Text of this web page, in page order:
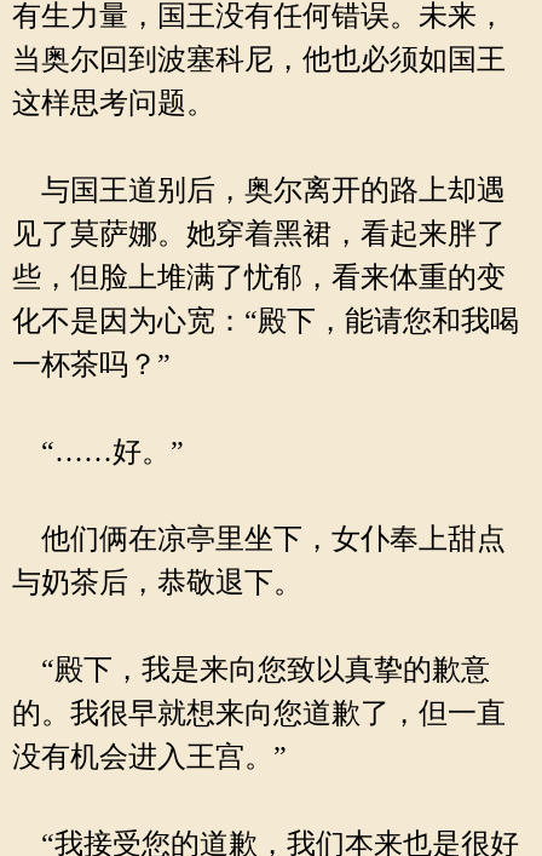
有生力量，国王没有任何错误。未来，
当奥尔回到波塞科尼，他也必须如国王
这样思考问题。
与国王道别后，奥尔离开的路上却遇
见了莫萨娜。她穿着黑裙，看起来胖了
些，但脸上堆满了忧郁，看来体重的变
化不是因为心宽：“殿下，能请您和我喝
一杯茶吗？”
“……好。”
他们俩在凉亭里坐下，女仆奉上甜点
与奶茶后，恭敬退下。
“殿下，我是来向您致以真挚的歉意
的。我很早就想来向您道歉了，但一直
没有机会进入王宫。”
“我接受您的道歉，我们本来也是很好